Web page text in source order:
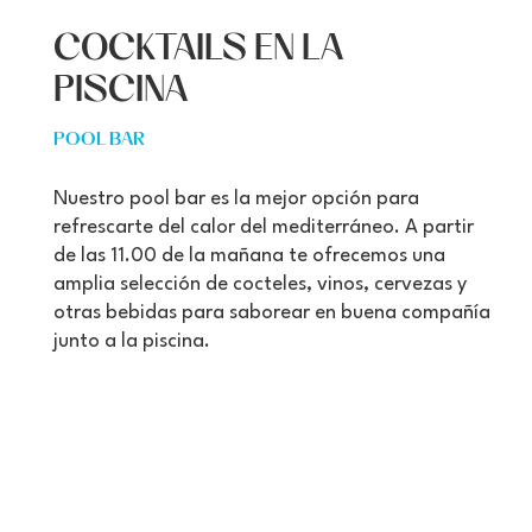
COCKTAILS EN LA
PISCINA
POOL BAR
Nuestro pool bar es la mejor opción para
refrescarte del calor del mediterráneo. A partir
de las 11.00 de la mañana te ofrecemos una
amplia selección de cocteles, vinos, cervezas y
otras bebidas para saborear en buena compañía
junto a la piscina.